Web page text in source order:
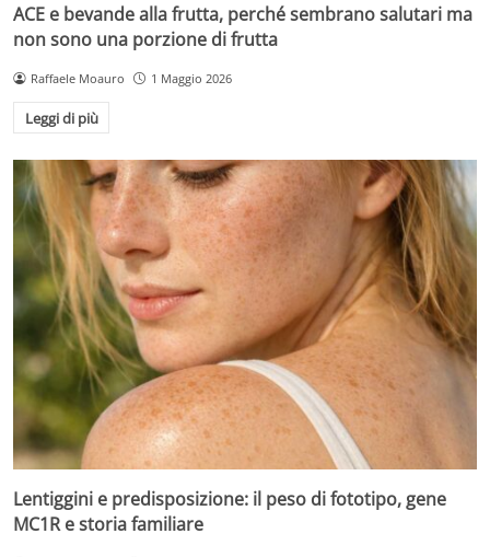
ACE e bevande alla frutta, perché sembrano salutari ma
non sono una porzione di frutta
Raffaele Moauro 1 Maggio 2026
Leggi di più
Lentiggini e predisposizione: il peso di fototipo, gene
MC1R e storia familiare